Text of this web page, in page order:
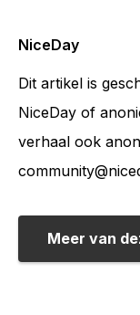
NiceDay
Dit artikel is
NiceDay of
verhaal ook
Meer van